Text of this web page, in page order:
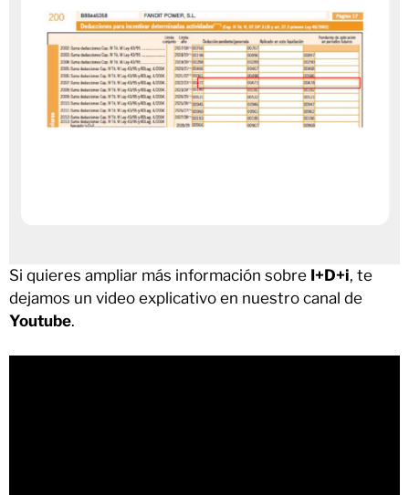
Si quieres ampliar más información sobre I+D+i, te
dejamos un video explicativo en nuestro canal de
Youtube.